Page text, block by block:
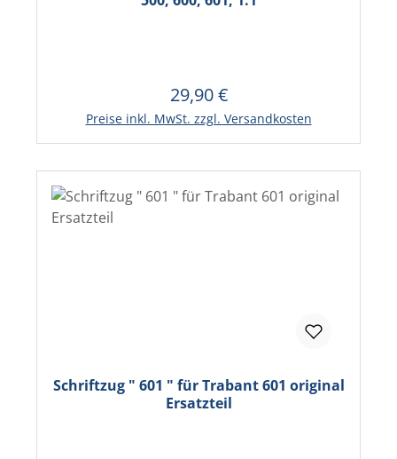
Regulärer Preis:
29,90 €
Preise inkl. MwSt. zzgl. Versandkosten
In den Warenkorb
Schriftzug " 601 " für Trabant 601 original
Ersatzteil